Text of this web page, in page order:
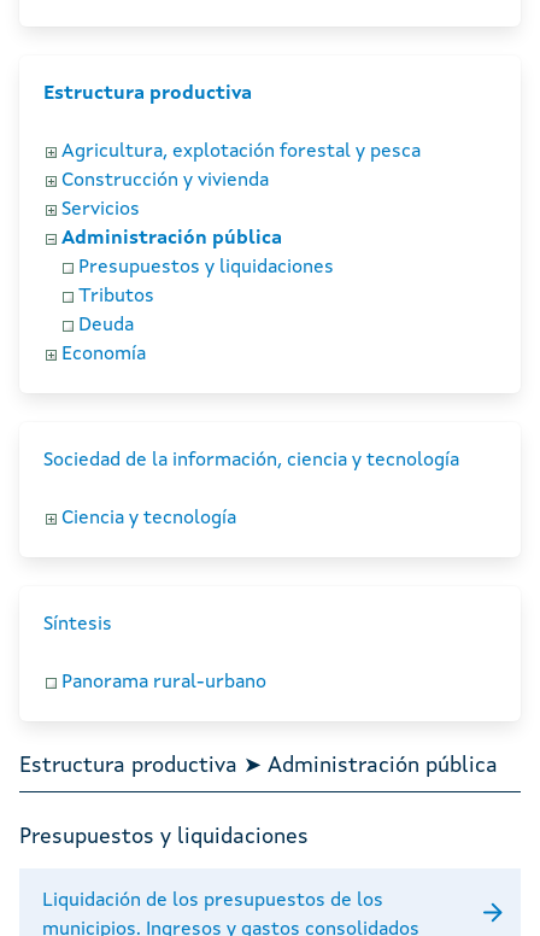
Estructura productiva
Agricultura, explotación forestal y pesca
Construcción y vivienda
Servicios
Administración pública
Presupuestos y liquidaciones
Tributos
Deuda
Economía
Sociedad de la información, ciencia y tecnología
Ciencia y tecnología
Síntesis
Panorama rural-urbano
Estructura productiva ➤ Administración pública
Presupuestos y liquidaciones
Liquidación de los presupuestos de los
municipios. Ingresos y gastos consolidados